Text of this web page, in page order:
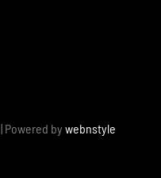
| Powered by webnstyle